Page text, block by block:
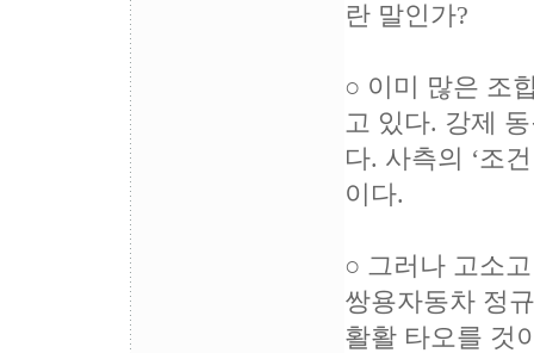
란 말인가?
○ 이미 많은 조
고 있다. 강제
다. 사측의 ‘조
이다.
○ 그러나 고소
쌍용자동차 정
활활 타오를 것